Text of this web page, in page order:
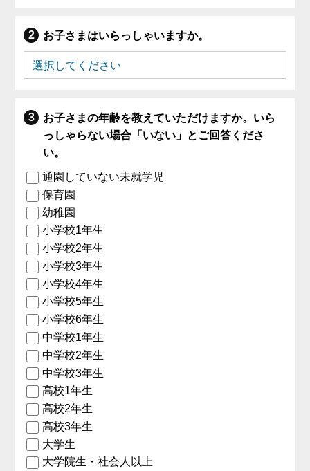
お子さまはいらっしゃいますか。
お子さまの年齢を教えていただけますか。いら
っしゃらない場合「いない」とご回答くださ
い。
通園していない未就学児
保育園
幼稚園
小学校1年生
小学校2年生
小学校3年生
小学校4年生
小学校5年生
小学校6年生
中学校1年生
中学校2年生
中学校3年生
高校1年生
高校2年生
高校3年生
大学生
大学院生・社会人以上